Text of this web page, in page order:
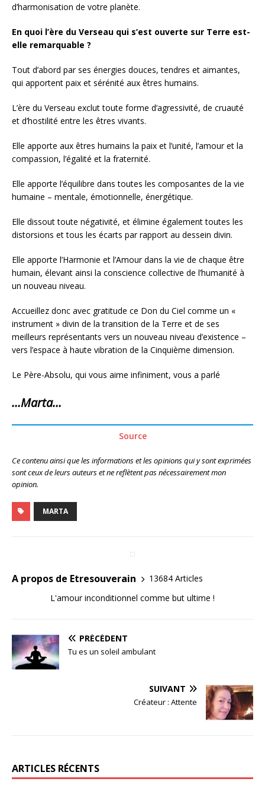
d’harmonisation de votre planète.
En quoi l’ère du Verseau qui s’est ouverte sur Terre est-
elle remarquable ?
Tout d’abord par ses énergies douces, tendres et aimantes,
qui apportent paix et sérénité aux êtres humains.
L’ère du Verseau exclut toute forme d’agressivité, de cruauté
et d’hostilité entre les êtres vivants.
Elle apporte aux êtres humains la paix et l’unité, l’amour et la
compassion, l’égalité et la fraternité.
Elle apporte l’équilibre dans toutes les composantes de la vie
humaine – mentale, émotionnelle, énergétique.
Elle dissout toute négativité, et élimine également toutes les
distorsions et tous les écarts par rapport au dessein divin.
Elle apporte l’Harmonie et l’Amour dans la vie de chaque être
humain, élevant ainsi la conscience collective de l’humanité à
un nouveau niveau.
Accueillez donc avec gratitude ce Don du Ciel comme un «
instrument » divin de la transition de la Terre et de ses
meilleurs représentants vers un nouveau niveau d’existence –
vers l’espace à haute vibration de la Cinquième dimension.
Le Père-Absolu, qui vous aime infiniment, vous a parlé
…Marta…
Source
Ce contenu ainsi que les informations et les opinions qui y sont exprimées
sont ceux de leurs auteurs et ne reflètent pas nécessairement mon
opinion.
MARTA
A propos de Etresouverain
13684 Articles
L'amour inconditionnel comme but ultime !
PRÉCÉDENT
Tu es un soleil ambulant
SUIVANT
Créateur : Attente
ARTICLES RÉCENTS